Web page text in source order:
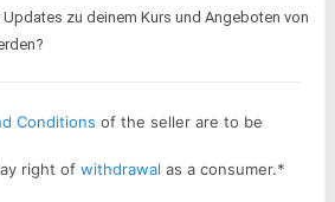
zu deinem Kurs und Angeboten von
Conditions of the seller are to be
right of withdrawal as a consumer.*